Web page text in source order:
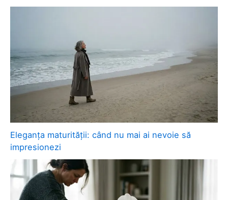
Eleganța maturității: când nu mai ai nevoie să
impresionezi